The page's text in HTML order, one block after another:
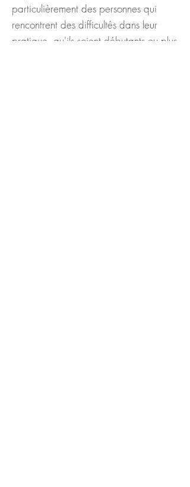
particulièrement des personnes qui
rencontrent des difficultés dans leur
pratique, qu'ils soient débutants ou plus